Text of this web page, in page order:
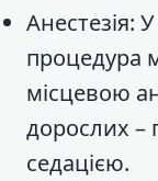
Анестезія:
процедура
місцевою
дорослих –
седацією.